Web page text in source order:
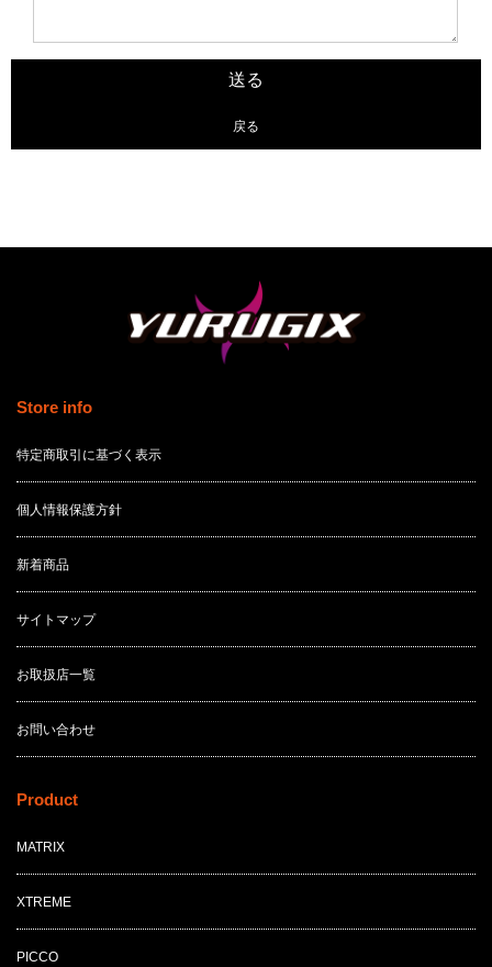
戻る
Store info
特定商取引に基づく表示
個人情報保護方針
新着商品
サイトマップ
お取扱店一覧
お問い合わせ
Product
MATRIX
XTREME
PICCO